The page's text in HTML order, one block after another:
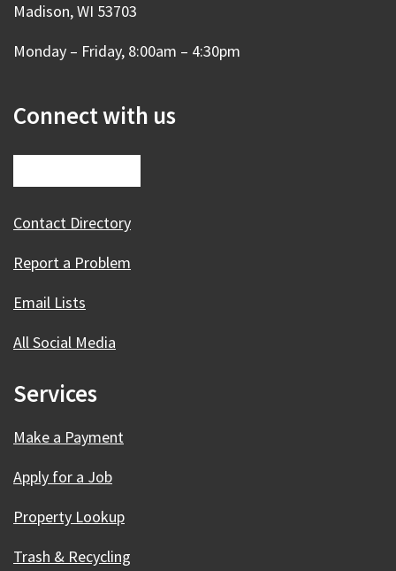
Madison, WI 53703
Monday – Friday, 8:00am – 4:30pm
Connect with us
Contact Directory
Report a Problem
Email Lists
All Social Media
Services
Make a Payment
Apply for a Job
Property Lookup
Trash & Recycling